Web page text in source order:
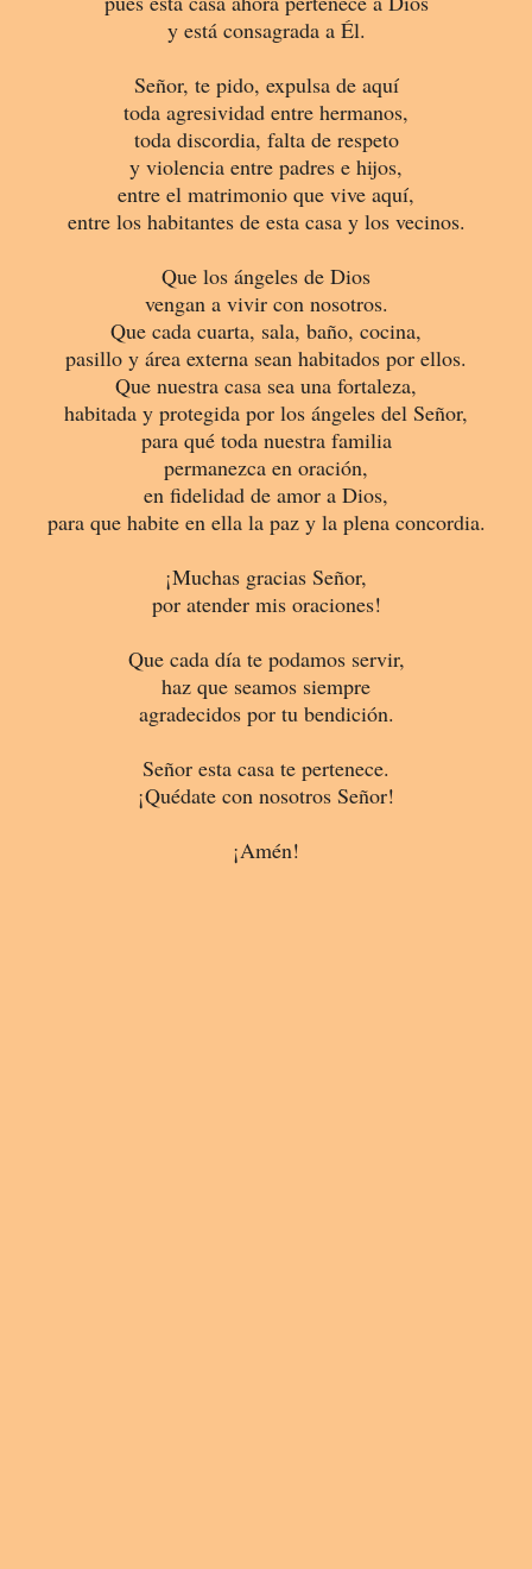
y está consagrada a Él.
Señor, te pido, expulsa de aquí
toda agresividad entre hermanos,
toda discordia, falta de respeto
y violencia entre padres e hijos,
entre el matrimonio que vive aquí,
entre los habitantes de esta casa y los vecinos.
Que los ángeles de Dios
vengan a vivir con nosotros.
Que cada cuarta, sala, baño, cocina,
pasillo y área externa sean habitados por ellos.
Que nuestra casa sea una fortaleza,
habitada y protegida por los ángeles del Señor,
para qué toda nuestra familia
permanezca en oración,
en fidelidad de amor a Dios,
para que habite en ella la paz y la plena concordia.
¡Muchas gracias Señor,
por atender mis oraciones!
Que cada día te podamos servir,
haz que seamos siempre
agradecidos por tu bendición.
Señor esta casa te pertenece.
¡Quédate con nosotros Señor!
¡Amén!